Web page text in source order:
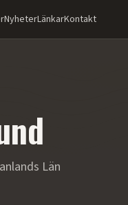
NyheterLänkarKontakt
Län